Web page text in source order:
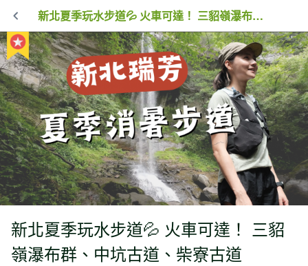
新北夏季玩水步道💦 火車可達！ 三貂嶺瀑布群、中坑古道、柴寮古道
新北夏季玩水步道💦 火車可達！ 三貂
嶺瀑布群、中坑古道、柴寮古道